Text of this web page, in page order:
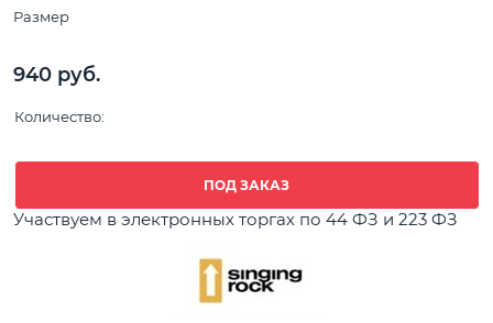
Размер
940 руб.
Количество:
ПОД ЗАКАЗ
Участвуем в электронных торгах по 44 ФЗ и 223 ФЗ